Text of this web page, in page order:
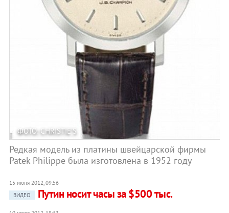
ФОТО: CHRISTIE'S
Редкая модель из платины швейцарской фирмы
Patek Philippe была изготовлена в 1952 году
15 июня 2012, 09:56
ВИДЕО
Путин носит часы за $500 тыс.